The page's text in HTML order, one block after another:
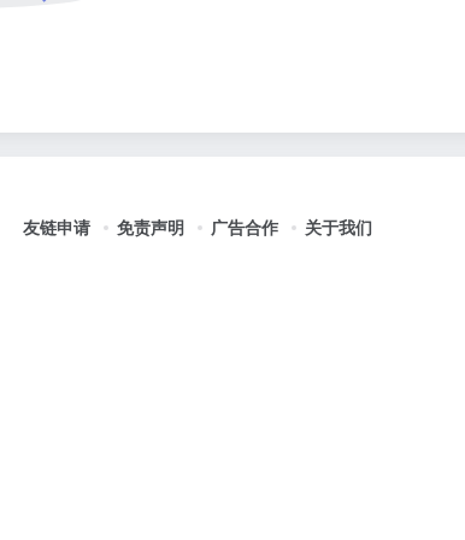
友链申请 免责声明 广告合作 关于我们